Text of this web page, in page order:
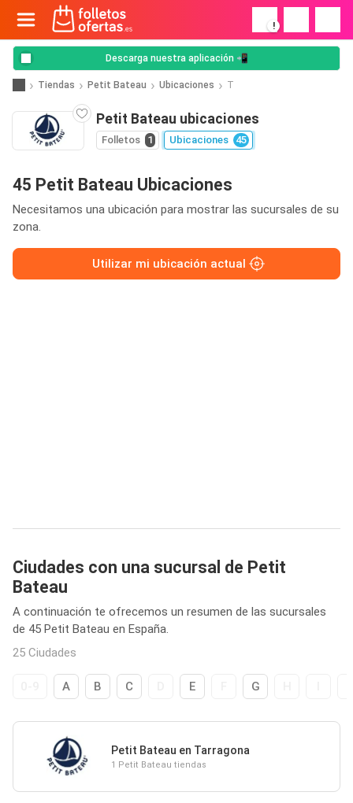
!
Descarga nuestra aplicación 📲
Tiendas Petit Bateau Ubicaciones T
Petit Bateau ubicaciones
Folletos 1 Ubicaciones 45
45 Petit Bateau Ubicaciones
Necesitamos una ubicación para mostrar las sucursales de su
zona.
Utilizar mi ubicación actual
Ciudades con una sucursal de Petit
Bateau
A continuación te ofrecemos un resumen de las sucursales
de 45 Petit Bateau en España.
25 Ciudades
A B C E G
Petit Bateau en Tarragona
1 Petit Bateau tiendas